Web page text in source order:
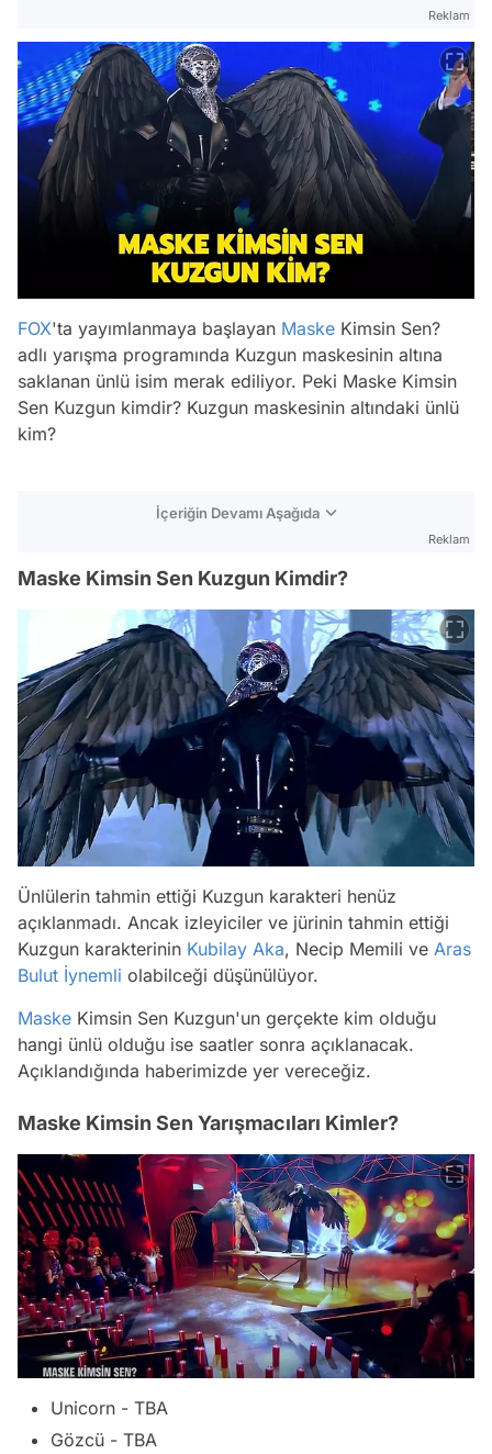
Reklam
FOX'ta yayımlanmaya başlayan Maske Kimsin Sen?
adlı yarışma programında Kuzgun maskesinin altına
saklanan ünlü isim merak ediliyor. Peki Maske Kimsin
Sen Kuzgun kimdir? Kuzgun maskesinin altındaki ünlü
kim?
İçeriğin Devamı Aşağıda
Reklam
Maske Kimsin Sen Kuzgun Kimdir?
Ünlülerin tahmin ettiği Kuzgun karakteri henüz
açıklanmadı. Ancak izleyiciler ve jürinin tahmin ettiği
Kuzgun karakterinin Kubilay Aka, Necip Memili ve Aras
Bulut İynemli olabilceği düşünülüyor.
Maske Kimsin Sen Kuzgun'un gerçekte kim olduğu
hangi ünlü olduğu ise saatler sonra açıklanacak.
Açıklandığında haberimizde yer vereceğiz.
Maske Kimsin Sen Yarışmacıları Kimler?
Unicorn - TBA
Gözcü - TBA